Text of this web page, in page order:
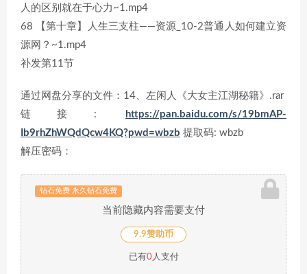
人的区别就在于心力~1.mp4
68 【第十章】人生三支柱——资源_10-2普通人如何建立资
源网？~1.mp4
补发第11节
通过网盘分享的文件：14、左闲人《大女主江湖秘籍》.rar
链接:
https://pan.baidu.com/s/19bmAP-
Ib9rhZhWQdQcw4KQ?pwd=wbzb 提取码: wbzb
解压密码：
钻石免费 永久钻石免费
当前隐藏内容需要支付
9.9赞助币
已有0人支付